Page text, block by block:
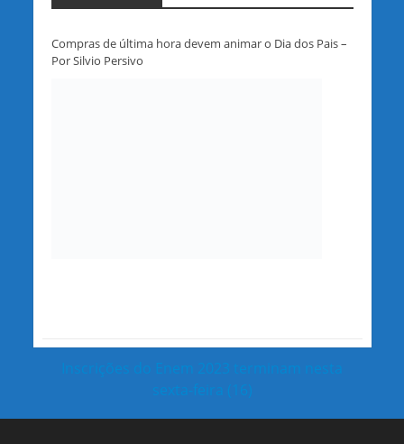
Compras de última hora devem animar o Dia dos Pais –
Por Silvio Persivo
Inscrições do Enem 2023 terminam nesta
sexta-feira (16)